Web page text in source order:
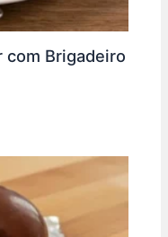
com Brigadeiro